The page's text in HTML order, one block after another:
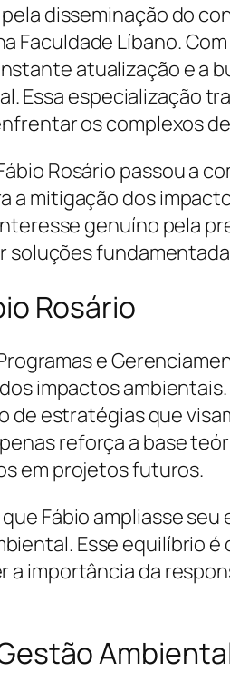
disseminação do
Faculdade Líbano.
atualização e a
Essa especialização
os complexos
Rosário passou a
mitigação dos
genuíno pela
Rosário
e
impactos
estratégias que
reforça a base
em projetos futuros.
Fábio ampliasse
Esse equilíbrio
a importância da